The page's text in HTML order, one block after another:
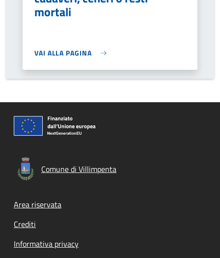
mortali
VAI ALLA PAGINA
Comune di Villimpenta
Footer menu
Area riservata
Crediti
Informativa privacy